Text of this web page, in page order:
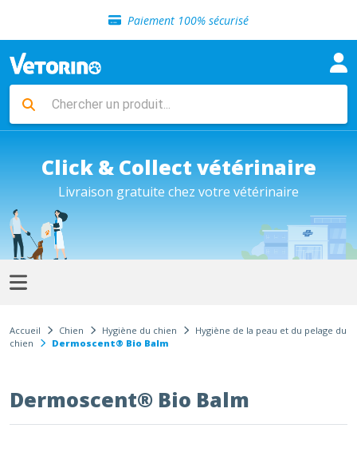
Paiement 100% sécurisé
Livraison gratuite en clinique vétérinaire
Sélection de croquettes vétérinaire
Livraison gratuite en clinique vétérinaire
Retour gratuit en clinique
Click & Collect vétérinaire
Livraison gratuite chez votre vétérinaire
Accueil Chien Hygiène du chien
Hygiène de la peau et du pelage du
chien
Dermoscent® Bio Balm
Dermoscent® Bio Balm